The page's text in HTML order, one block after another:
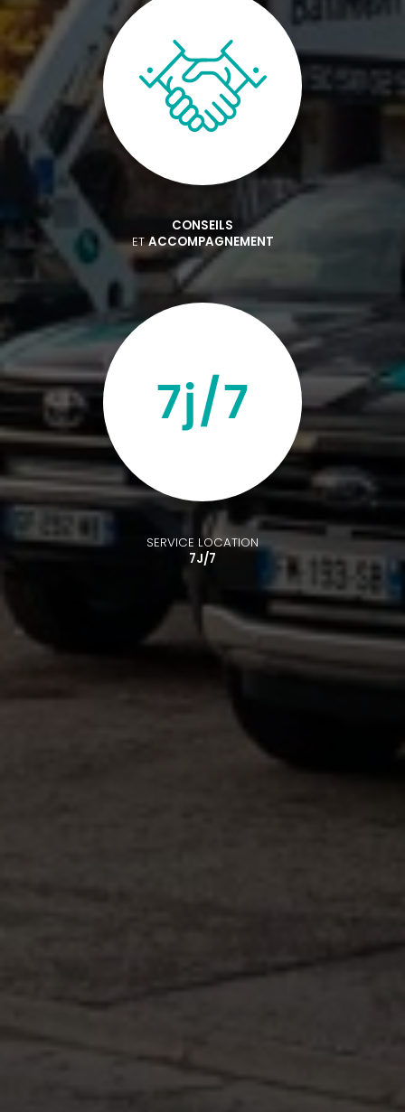
CONSEILS
ETACCOMPAGNEMENT
SERVICE LOCATION
7J/7